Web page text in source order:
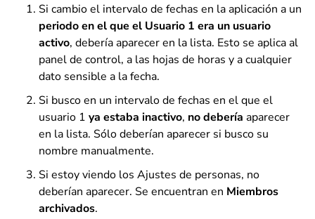
Si cambio el intervalo de fechas en la aplicación a un
periodo en el que el Usuario 1 era un usuario
activo, debería aparecer en la lista. Esto se aplica al
panel de control, a las hojas de horas y a cualquier
dato sensible a la fecha.
Si busco en un intervalo de fechas en el que el
usuario 1 ya estaba inactivo, no debería aparecer
en la lista. Sólo deberían aparecer si busco su
nombre manualmente.
Si estoy viendo los Ajustes de personas, no
deberían aparecer. Se encuentran en Miembros
archivados.